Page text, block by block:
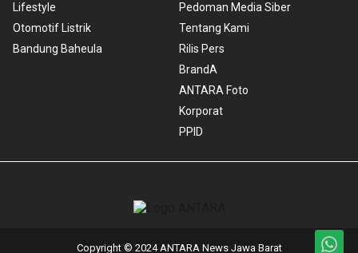
Lifestyle
Otomotif Listrik
Bandung Baheula
Pedoman Media Siber
Tentang Kami
Rilis Pers
BrandA
ANTARA Foto
Korporat
PPID
Copyright © 2024 ANTARA News Jawa Barat